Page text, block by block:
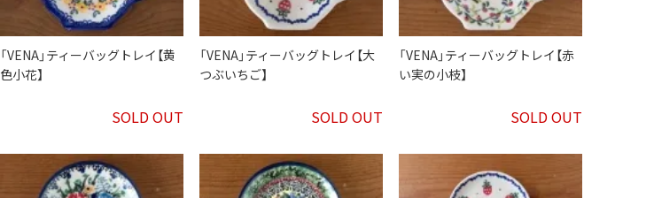
「VENA」ティーバッグトレイ【黄
色小花】
SOLD OUT
「VENA」ティーバッグトレイ【大
つぶいちご】
SOLD OUT
「VENA」ティーバッグトレイ【赤
い実の小枝】
SOLD OUT